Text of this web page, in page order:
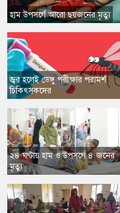
​হাম উপসর্গে আরো ছয়জনের মৃত্যু
​জ্বর হলেই ডেঙ্গু পরীক্ষার পরামর্শ
চিকিৎসকদের
২৪ ঘণ্টায় হাম ও উপসর্গে ৪ জনের
মৃত্যু